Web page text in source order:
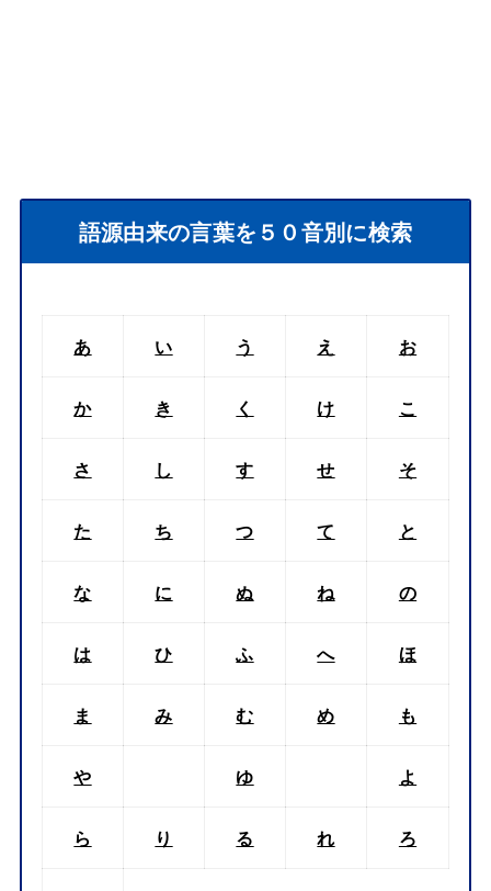
語源由来の言葉を５０音別に検索
あ い う え お
か き く け こ
さ し す せ そ
た ち つ て と
な に ぬ ね の
は ひ ふ へ ほ
ま み む め も
や ゆ よ
ら り る れ ろ